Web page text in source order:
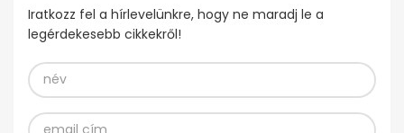
Iratkozz fel a hírlevelünkre, hogy ne maradj le a
legérdekesebb cikkekről!